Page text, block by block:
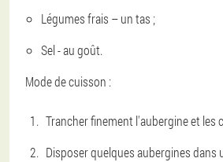
Légumes frais – un tas ;
Sel - au goût.
Mode de cuisson :
Trancher finement l'aubergine et les
Disposer quelques aubergines dans